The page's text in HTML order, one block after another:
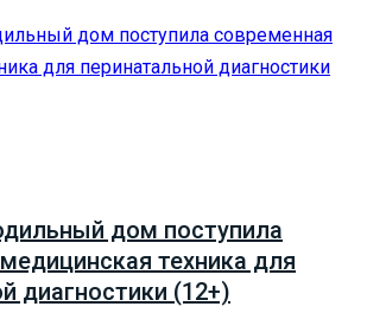
дом поступила
техника для
диагностики (12+)